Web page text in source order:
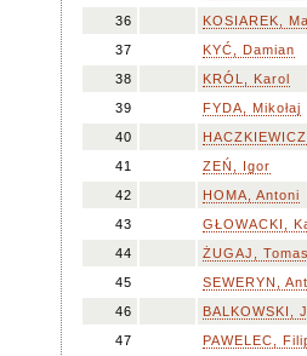
36
KOSIAREK,
37
KYĆ, Damian
38
KRÓL, Karol
39
FYDA, Mikołaj
40
41
ZEŃ, Igor
42
HOMA, Antoni
43
GŁOWACKI,
44
ŻUGAJ,
45
SEWERYN,
46
BALKOWSKI,
47
PAWELEC,